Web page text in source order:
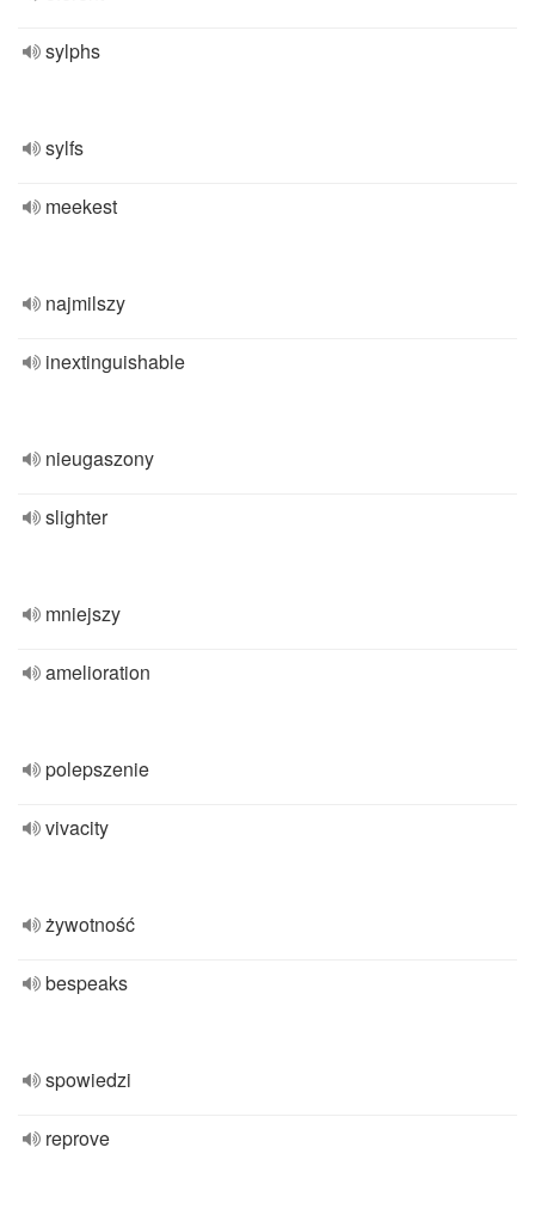
sylphs
sylfs
meekest
najmilszy
inextinguishable
nieugaszony
slighter
mniejszy
amelioration
polepszenie
vivacity
żywotność
bespeaks
spowiedzi
reprove